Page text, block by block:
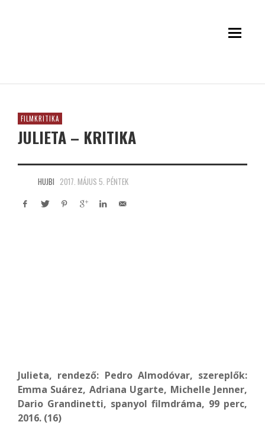
FILMKRITIKA
JULIETA – KRITIKA
HUJBI 2017. MÁJUS 5. PÉNTEK
Julieta, rendező: Pedro Almodóvar, szereplők:
Emma Suárez, Adriana Ugarte, Michelle Jenner,
Dario Grandinetti, spanyol filmdráma, 99 perc,
2016. (16)